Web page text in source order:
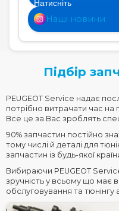
Наші новини
Підбір
PEUGEOT Service надає
потрібно витрачати час на
Все це за Вас зроблять
90% запчастин постійно
тому числі й деталі для
запчастин із будь-якої
Вибираючи PEUGEOT
зручність у всьому що має
обслуговування та